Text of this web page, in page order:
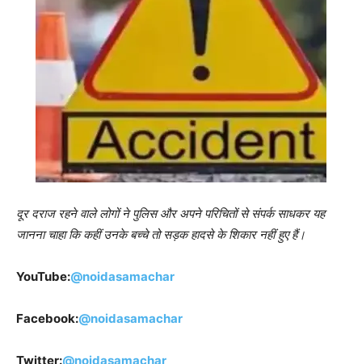
दूर दराज रहने वाले लोगों ने पुलिस और अपने परिचितों से संपर्क साधकर यह
जानना चाहा कि कहीं उनके बच्चे तो सड़क हादसे के शिकार नहीं हुए हैं।
YouTube:@noidasamachar
Facebook:@noidasamachar
Twitter:@noidasamachar